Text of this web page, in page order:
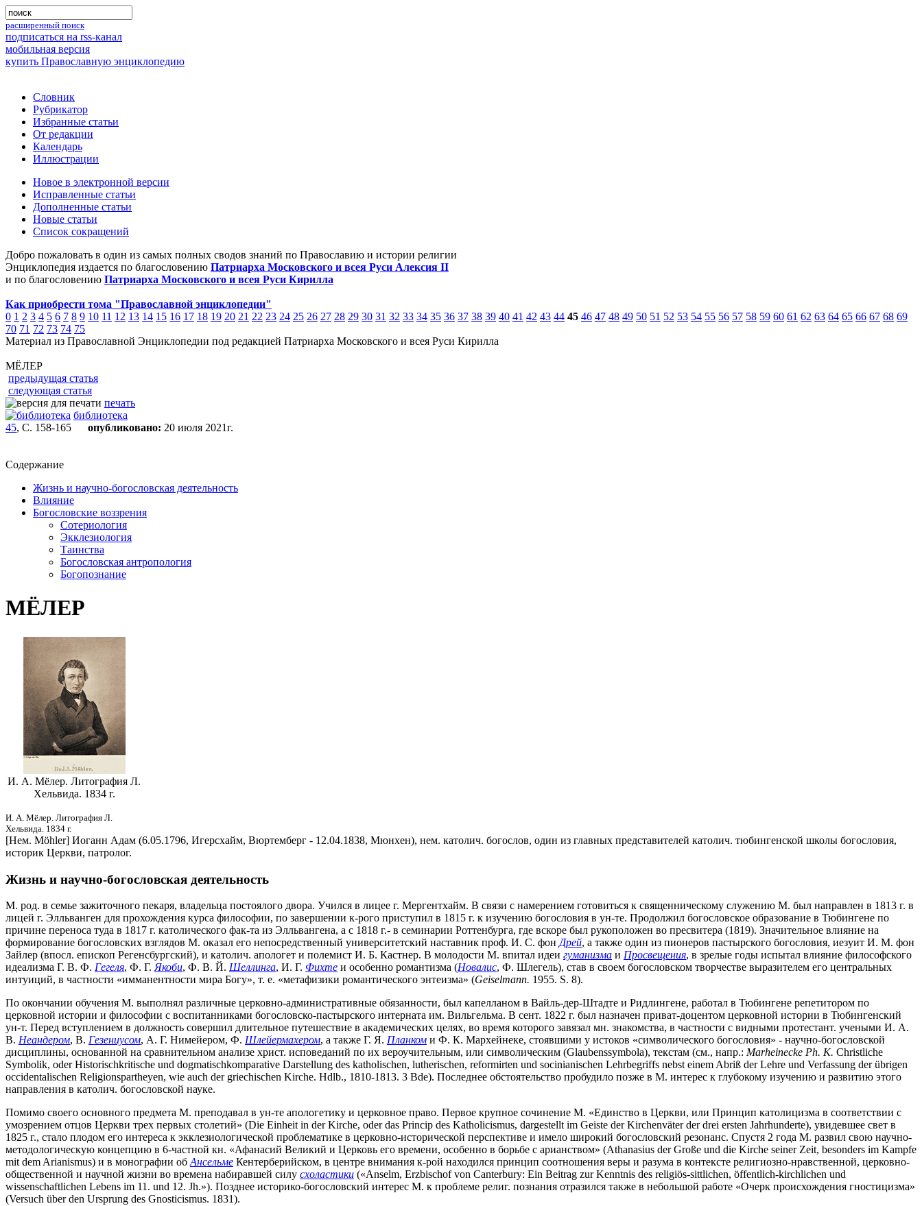
расширенный поиск
подписаться на rss-канал
мобильная версия
купить Православную энциклопедию
Словник
Рубрикатор
Избранные статьи
От редакции
Календарь
Иллюстрации
Новое в электронной версии
Исправленные статьи
Дополненные статьи
Новые статьи
Список сокращений
Добро пожаловать в один из самых полных сводов знаний по Православию и истории религии
Энциклопедия издается по благословению Патриарха Московского и всея Руси Алексия II
и по благословению Патриарха Московского и всея Руси Кирилла
Как приобрести тома "Православной энциклопедии"
0 1 2 3 4 5 6 7 8 9 10 11 12 13 14 15 16 17 18 19 20 21 22 23 24 25 26 27 28 29 30 31 32 33 34 35 36 37 38 39 40 41 42 43 44 45 46 47 48 49 50 51 52 53 54 55 56 57 58 59 60 61 62 63 64 65 66 67 68 69
70 71 72 73 74 75
Материал из Православной Энциклопедии под редакцией Патриарха Московского и всея Руси Кирилла
МЁЛЕР
предыдущая статья
следующая статья
печать
библиотека
45, С. 158-165 опубликовано: 20 июля 2021г.
Содержание
Жизнь и научно-богословская деятельность
Влияние
Богословские воззрения
Сотериология
Экклезиология
Таинства
Богословская антропология
Богопознание
МЁЛЕР
И. А. Мёлер. Литография Л.
Хельвида. 1834 г.
И. А. Мёлер. Литография Л.
Хельвида. 1834 г.
[Нем. Möhler] Иоганн Адам (6.05.1796, Игерсхайм, Вюртемберг - 12.04.1838, Мюнхен), нем. католич. богослов, один из главных представителей католич. тюбингенской школы богословия,
историк Церкви, патролог.
Жизнь и научно-богословская деятельность
М. род. в семье зажиточного пекаря, владельца постоялого двора. Учился в лицее г. Мергентхайм. В связи с намерением готовиться к священническому служению М. был направлен в 1813 г. в
лицей г. Элльванген для прохождения курса философии, по завершении к-рого приступил в 1815 г. к изучению богословия в ун-те. Продолжил богословское образование в Тюбингене по
причине переноса туда в 1817 г. католического фак-та из Элльвангена, а с 1818 г.- в семинарии Роттенбурга, где вскоре был рукоположен во пресвитера (1819). Значительное влияние на
формирование богословских взглядов М. оказал его непосредственный университетский наставник проф. И. С. фон Дрей, а также один из пионеров пастырского богословия, иезуит И. М. фон
Зайлер (впосл. епископ Регенсбургский), и католич. апологет и полемист И. Б. Кастнер. В молодости М. впитал идеи гуманизма и Просвещения, в зрелые годы испытал влияние философского
идеализма Г. В. Ф. Гегеля, Ф. Г. Якоби, Ф. В. Й. Шеллинга, И. Г. Фихте и особенно романтизма (Новалис, Ф. Шлегель), став в своем богословском творчестве выразителем его центральных
интуиций, в частности «имманентности мира Богу», т. е. «метафизики романтического энтеизма» (Geiselmann. 1955. S. 8).
По окончании обучения М. выполнял различные церковно-административные обязанности, был капелланом в Вайль-дер-Штадте и Ридлингене, работал в Тюбингене репетитором по
церковной истории и философии с воспитанниками богословско-пастырского интерната им. Вильгельма. В сент. 1822 г. был назначен приват-доцентом церковной истории в Тюбингенский
ун-т. Перед вступлением в должность совершил длительное путешествие в академических целях, во время которого завязал мн. знакомства, в частности с видными протестант. учеными И. А.
В. Неандером, В. Гезениусом, А. Г. Нимейером, Ф. Шлейермахером, а также Г. Я. Планком и Ф. К. Мархейнеке, стоявшими у истоков «символического богословия» - научно-богословской
дисциплины, основанной на сравнительном анализе христ. исповеданий по их вероучительным, или символическим (Glaubenssymbola), текстам (см., напр.: Marheinecke Ph. K. Christliche
Symbolik, oder Historischkritische und dogmatischkomparative Darstellung des katholischen, lutherischen, reformirten und socinianischen Lehrbegriffs nebst einem Abriß der Lehre und Verfassung der übrigen
occidentalischen Religionspartheyen, wie auch der griechischen Kirche. Hdlb., 1810-1813. 3 Bde). Последнее обстоятельство пробудило позже в М. интерес к глубокому изучению и развитию этого
направления в католич. богословской науке.
Помимо своего основного предмета М. преподавал в ун-те апологетику и церковное право. Первое крупное сочинение М. «Единство в Церкви, или Принцип католицизма в соответствии с
умозрением отцов Церкви трех первых столетий» (Die Einheit in der Kirche, oder das Princip des Katholicismus, dargestellt im Geiste der Kirchenväter der drei ersten Jahrhunderte), увидевшее свет в
1825 г., стало плодом его интереса к экклезиологической проблематике в церковно-исторической перспективе и имело широкий богословский резонанс. Спустя 2 года М. развил свою научно-
методологическую концепцию в 6-частной кн. «Афанасий Великий и Церковь его времени, особенно в борьбе с арианством» (Athanasius der Große und die Kirche seiner Zeit, besonders im Kampfe
mit dem Arianismus) и в монографии об Ансельме Кентерберийском, в центре внимания к-рой находился принцип соотношения веры и разума в контексте религиозно-нравственной, церковно-
общественной и научной жизни во времена набиравшей силу схоластики («Anselm, Erzbischof von Canterbury: Ein Beitrag zur Kenntnis des religiös-sittlichen, öffentlich-kirchlichen und
wissenschaftlichen Lebens im 11. und 12. Jh.»). Позднее историко-богословский интерес М. к проблеме религ. познания отразился также в небольшой работе «Очерк происхождения гностицизма»
(Versuch über den Ursprung des Gnosticismus. 1831).